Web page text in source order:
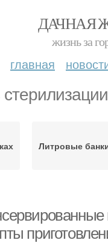
ДАЧНАЯ
жизнь за
главная
стерилизации
Литровые